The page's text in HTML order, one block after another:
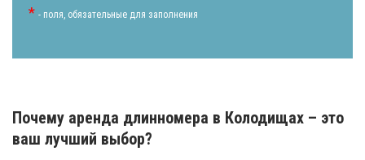
* - поля, обязательные для заполнения
Почему аренда длинномера в Колодищах – это
ваш лучший выбор?